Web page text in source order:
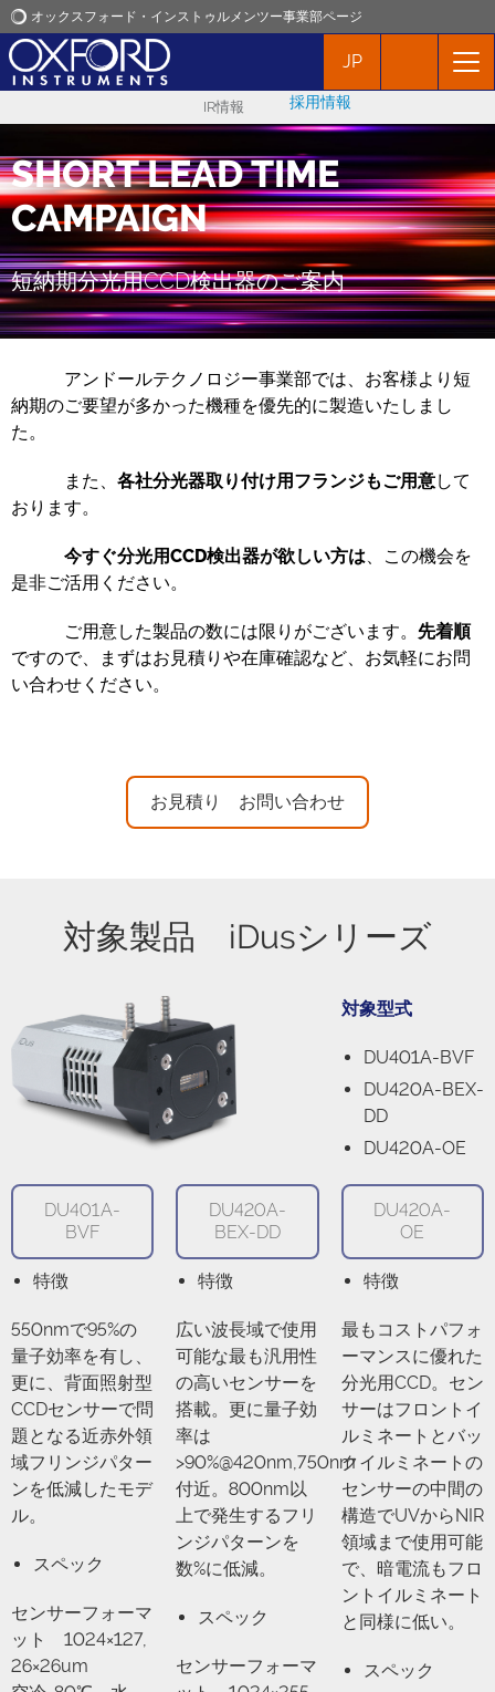
オックスフォード・インストゥルメンツー事業部ページ
オックスフォード・インストゥルメンツ
アプリケーション
プロダクト
ニュース
イベント
お問い合わせ
JP
IR情報 採用情報
SHORT LEAD TIME
CAMPAIGN
短納期分光用CCD検出器のご案内
アンドールテクノロジー事業部では、お客様より短
納期のご要望が多かった機種を優先的に製造いたしまし
た。
また、 各社分光器取り付け用フランジもご用意して
おります。
今すぐ分光用CCD検出器が欲しい方は、この機会を
是非ご活用ください。
ご用意した製品の数には限りがございます。 先着順
ですので、まずはお見積りや在庫確認など、お気軽にお問
い合わせください。
お見積り お問い合わせ
対象製品 iDusシリーズ
対象型式
DU401A-BVF
DU420A-BEX-
DD
DU420A-OE
DU401A-
BVF
特徴
550nmで95%の
量子効率を有し、
更に、背面照射型
CCDセンサーで問
題となる近赤外領
域フリンジパター
ンを低減したモデ
ル。
スペック
センサーフォーマ
ット 1024×127,
26×26um
DU420A-
BEX-DD
特徴
広い波長域で使用
可能な最も汎用性
の高いセンサーを
搭載。更に量子効
率は
>90%@420nm,750nm
付近。800nm以
上で発生するフリ
ンジパターンを
数%に低減。
スペック
センサーフォーマ
DU420A-
OE
特徴
最もコストパフォ
ーマンスに優れた
分光用CCD。セン
サーはフロントイ
ルミネートとバッ
クイルミネートの
センサーの中間の
構造でUVからNIR
領域まで使用可能
で、暗電流もフロ
ントイルミネート
と同様に低い。
スペック